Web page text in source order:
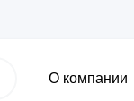
О компании